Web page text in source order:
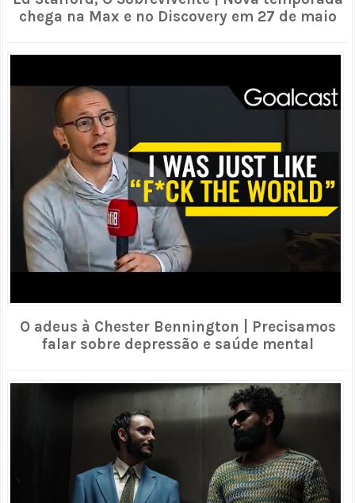
chega na Max e no Discovery em 27 de maio
O adeus à Chester Bennington | Precisamos
falar sobre depressão e saúde mental